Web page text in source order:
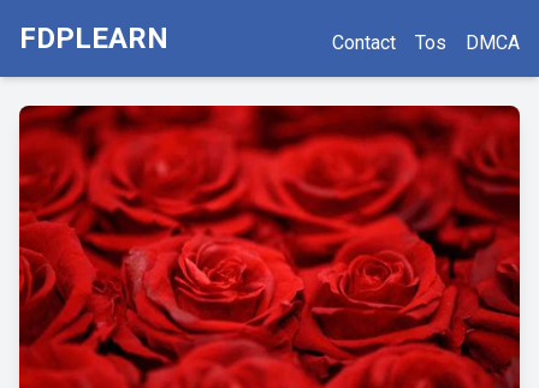
FDPLEARN Contact Tos DMCA